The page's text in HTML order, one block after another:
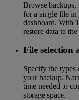
Browse backups,
for a single file in
dashboard. With
restore data to
File selection
Specify the
your backup.
time needed to
storage space.